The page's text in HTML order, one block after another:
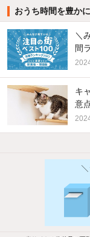
おうち時間を豊か
＼
間
キ
意
他の人はこんな条
バス・トイレ別
駐車場あり